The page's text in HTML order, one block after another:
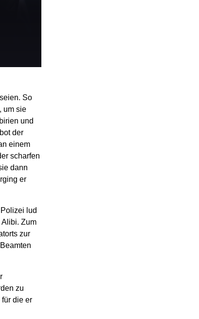
So
um sie
und
der
einem
scharfen
dann
er
lud
Alibi. Zum
zur
zu
die er